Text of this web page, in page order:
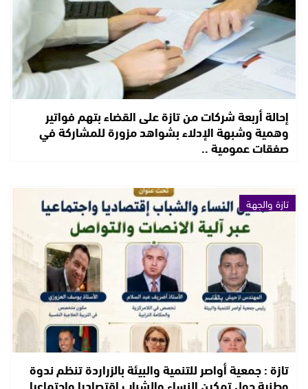
إحالة أربعة شركات من تازة على القضاء بتهم فواتير
وهمية وشبهة الإدلاء بشواهد مزورة للمشاركة في
صفقات عمومية ..
تازة والجهة
تازة : جمعية أواصر للتنمية والبيئة بالزراردة تنظم ندوة